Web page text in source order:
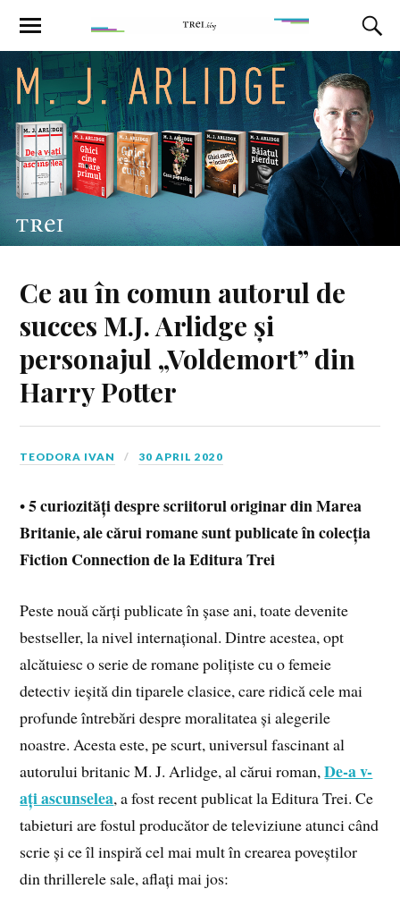
Ce au în comun autorul de
succes M.J. Arlidge și
personajul „Voldemort” din
Harry Potter
TEODORA IVAN 30 APRIL 2020
•5 curiozități despre scriitorul originar din Marea
Britanie, ale cărui romane sunt publicate în colecția
Fiction Connection de la Editura Trei
Peste nouă cărți publicate în șase ani, toate devenite
bestseller, la nivel internațional. Dintre acestea, opt
alcătuiesc o serie de romane polițiste cu o femeie
detectiv ieșită din tiparele clasice, care ridică cele mai
profunde întrebări despre moralitatea și alegerile
noastre. Acesta este, pe scurt, universul fascinant al
autorului britanic M. J. Arlidge, al cărui roman,De-a v-
ați ascunselea, a fost recent publicat la Editura Trei. Ce
tabieturi are fostul producător de televiziune atunci când
scrie și ce îl inspiră cel mai mult în crearea poveștilor
din thrillerele sale, aflați mai jos: